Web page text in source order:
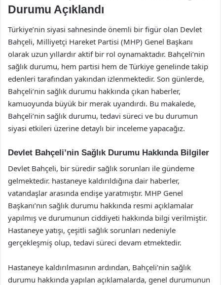
Durumu Açıklandı
Türkiye’nin siyasi sahnesinde önemli bir figür olan Devlet
Bahçeli, Milliyetçi Hareket Partisi (MHP) Genel Başkanı
olarak uzun yıllardır aktif bir rol oynamaktadır. Bahçeli’nin
sağlık durumu, hem partisi hem de Türkiye genelinde takip
edenleri tarafından yakından izlenmektedir. Son günlerde,
Bahçeli’nin sağlık durumu hakkında çıkan haberler,
kamuoyunda büyük bir merak uyandırdı. Bu makalede,
Bahçeli’nin sağlık durumu, tedavi süreci ve bu durumun
siyasi etkileri üzerine detaylı bir inceleme yapacağız.
Devlet Bahçeli’nin Sağlık Durumu Hakkında Bilgiler
Devlet Bahçeli, bir süredir sağlık sorunları ile gündeme
gelmektedir. hastaneye kaldırıldığına dair haberler,
vatandaşlar arasında endişe yaratmıştır. MHP Genel
Başkanı’nın sağlık durumu hakkında resmi açıklamalar
yapılmış ve durumunun ciddiyeti hakkında bilgi verilmiştir.
Hastaneye yatışı, çeşitli sağlık sorunları nedeniyle
gerçekleşmiş olup, tedavi süreci devam etmektedir.
Hastaneye kaldırılmasının ardından, Bahçeli’nin sağlık
durumu hakkında yapılan açıklamalarda, genel durumunun